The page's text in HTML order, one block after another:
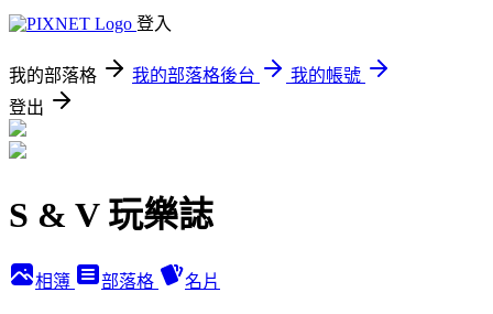
登入
我的部落格 我的部落格後台
我的帳號
登出
S & V 玩樂誌
相簿 部落格 名片